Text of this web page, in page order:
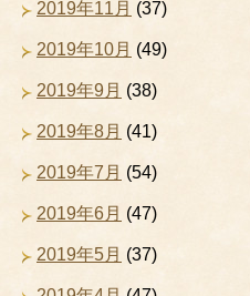
2019年11月 (37)
2019年10月 (49)
2019年9月 (38)
2019年8月 (41)
2019年7月 (54)
2019年6月 (47)
2019年5月 (37)